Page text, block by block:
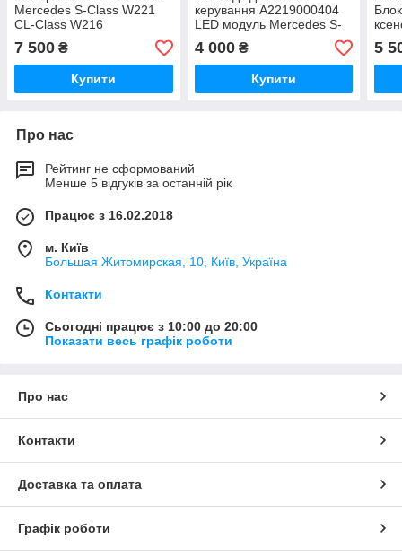
Mercedes S-Class W221
CL-Class W216
A2169009100 БУ оригінал
7 500 ₴
Купити
керування A2219000404
LED модуль Mercedes S-
Class W221 CL-Class
W216
4 000₴
Купити
5
Про нас
Рейтинг не сформований
Менше 5 відгуків за останній рік
Працює з 16.02.2018
м. Київ
Большая Житомирская, 10, Київ, Україна
Контакти
Сьогодні працює з 10:00 до 20:00
Показати весь графік роботи
Про нас
Контакти
Доставка та оплата
Графік роботи